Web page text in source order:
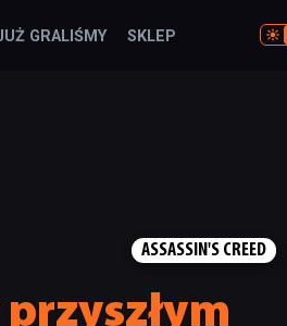
GRALIŚMY SKLEP
ASSASSIN'S CREED
przyszłym